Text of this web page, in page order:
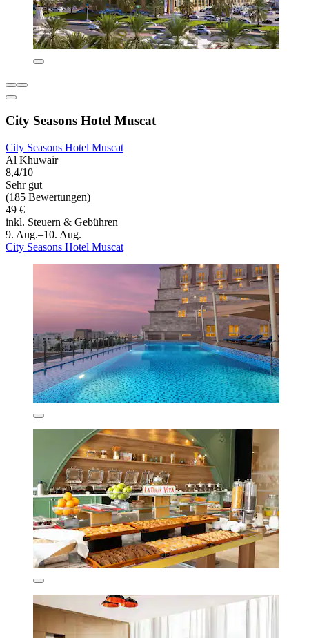
City Seasons Hotel Muscat
City Seasons Hotel Muscat
Al Khuwair
8,4/10
Sehr gut
(185 Bewertungen)
49 €
inkl. Steuern & Gebühren
9. Aug.–10. Aug.
City Seasons Hotel Muscat